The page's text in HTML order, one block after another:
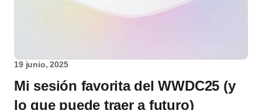
19 junio, 2025
Mi sesión favorita del WWDC25 (y
lo que puede traer a futuro)